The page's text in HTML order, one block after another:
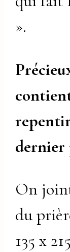
».
dernier
On
du
135 x